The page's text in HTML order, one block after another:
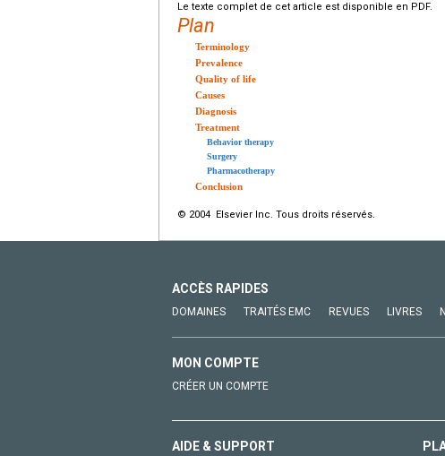
Le texte complet de cet article est disponible en PDF.
Plan
Terminology
Prevalence
Quality of life
Causes
Diagnosis
Treatment
Behavior therapy
Surgery
Pharmacotherapy
Conclusion
© 2004 Elsevier Inc. Tous droits réservés.
ACCÈS RAPIDES
DOMAINES TRAITÉS EMC REVUES LIVRES
MON COMPTE
CRÉER UN COMPTE
AIDE & SUPPORT